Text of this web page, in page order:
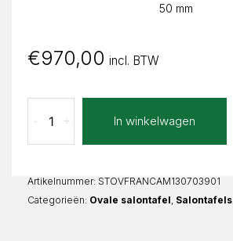
50 mm
€970,00 incl. BTW
Macchia
Franca
aantal
+
- In winkelwagen
Artikelnummer: STOVFRANCAM130703901
Categorieën: Ovale salontafel Salontafels